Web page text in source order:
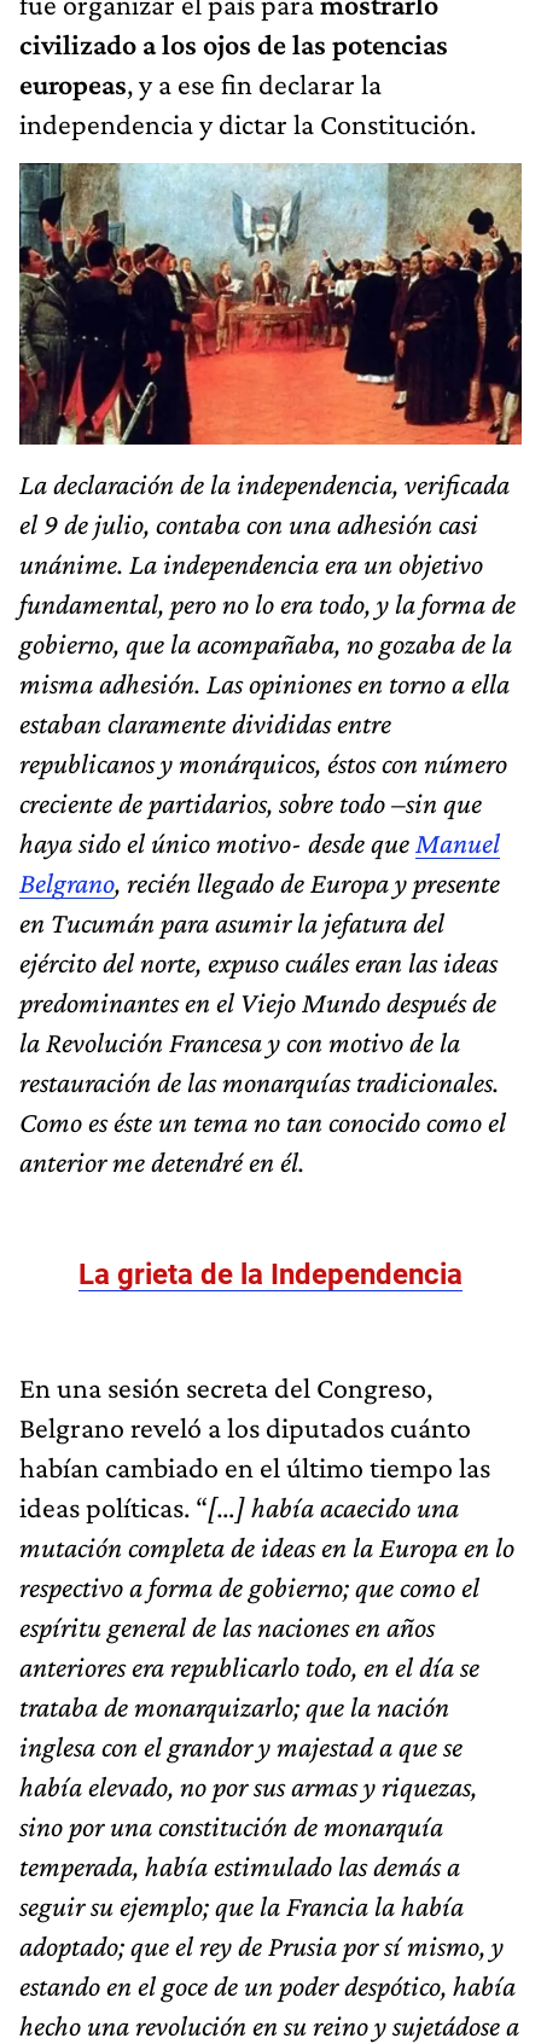
civilizado a los ojos de las potencias
europeas, y a ese fin declarar la
independencia y dictar la Constitución.
La declaración de la independencia, verificada
el 9 de julio, contaba con una adhesión casi
unánime. La independencia era un objetivo
fundamental, pero no lo era todo, y la forma de
gobierno, que la acompañaba, no gozaba de la
misma adhesión. Las opiniones en torno a ella
estaban claramente divididas entre
republicanos y monárquicos, éstos con número
creciente de partidarios, sobre todo –sin que
haya sido el único motivo- desde que Manuel
Belgrano, recién llegado de Europa y presente
en Tucumán para asumir la jefatura del
ejército del norte, expuso cuáles eran las ideas
predominantes en el Viejo Mundo después de
la Revolución Francesa y con motivo de la
restauración de las monarquías tradicionales.
Como es éste un tema no tan conocido como el
anterior me detendré en él.
La grieta de la Independencia
En una sesión secreta del Congreso,
Belgrano reveló a los diputados cuánto
habían cambiado en el último tiempo las
ideas políticas. “[…] había acaecido una
mutación completa de ideas en la Europa en lo
respectivo a forma de gobierno; que como el
espíritu general de las naciones en años
anteriores era republicarlo todo, en el día se
trataba de monarquizarlo; que la nación
inglesa con el grandor y majestad a que se
había elevado, no por sus armas y riquezas,
sino por una constitución de monarquía
temperada, había estimulado las demás a
seguir su ejemplo; que la Francia la había
adoptado; que el rey de Prusia por sí mismo, y
estando en el goce de un poder despótico, había
hecho una revolución en su reino y sujetádose a